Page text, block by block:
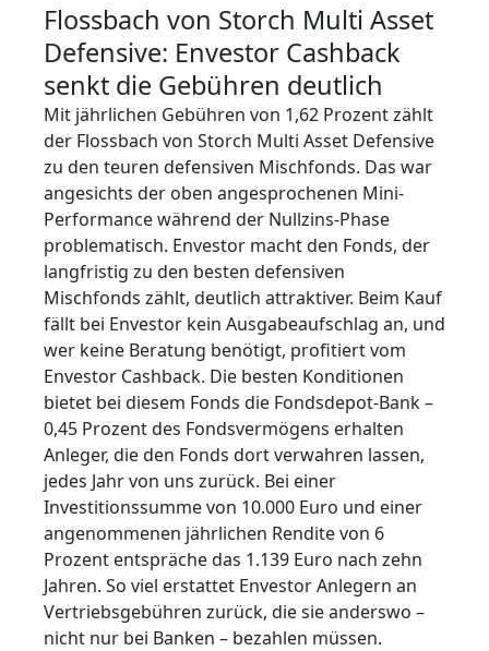
Flossbach von Storch Multi Asset
Defensive: Envestor Cashback
senkt die Gebühren deutlich
Mit jährlichen Gebühren von 1,62 Prozent zählt
der Flossbach von Storch Multi Asset Defensive
zu den teuren defensiven Mischfonds. Das war
angesichts der oben angesprochenen Mini-
Performance während der Nullzins-Phase
problematisch. Envestor macht den Fonds, der
langfristig zu den besten defensiven
Mischfonds zählt, deutlich attraktiver. Beim Kauf
fällt bei Envestor kein Ausgabeaufschlag an, und
wer keine Beratung benötigt, profitiert vom
Envestor Cashback. Die besten Konditionen
bietet bei diesem Fonds die Fondsdepot-Bank –
0,45 Prozent des Fondsvermögens erhalten
Anleger, die den Fonds dort verwahren lassen,
jedes Jahr von uns zurück. Bei einer
Investitionssumme von 10.000 Euro und einer
angenommenen jährlichen Rendite von 6
Prozent entspräche das 1.139 Euro nach zehn
Jahren. So viel erstattet Envestor Anlegern an
Vertriebsgebühren zurück, die sie anderswo –
nicht nur bei Banken – bezahlen müssen.